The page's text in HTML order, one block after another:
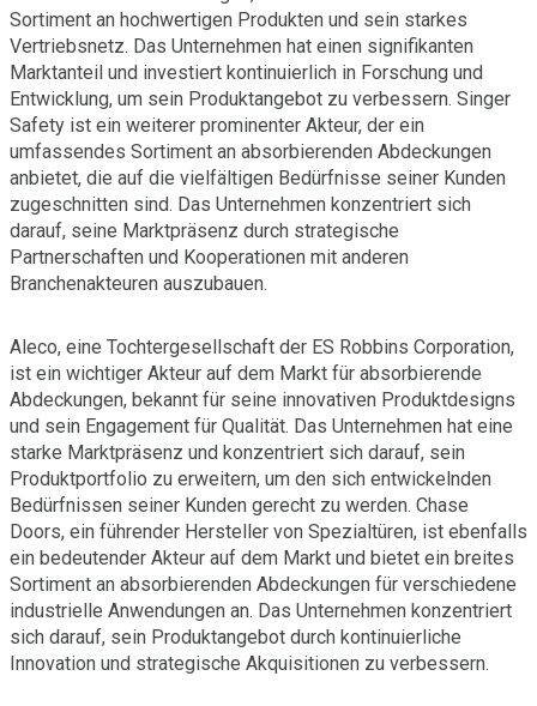
Sortiment an hochwertigen Produkten und sein starkes
Vertriebsnetz. Das Unternehmen hat einen signifikanten
Marktanteil und investiert kontinuierlich in Forschung und
Entwicklung, um sein Produktangebot zu verbessern. Singer
Safety ist ein weiterer prominenter Akteur, der ein
umfassendes Sortiment an absorbierenden Abdeckungen
anbietet, die auf die vielfältigen Bedürfnisse seiner Kunden
zugeschnitten sind. Das Unternehmen konzentriert sich
darauf, seine Marktpräsenz durch strategische
Partnerschaften und Kooperationen mit anderen
Branchenakteuren auszubauen.
Aleco, eine Tochtergesellschaft der ES Robbins Corporation,
ist ein wichtiger Akteur auf dem Markt für absorbierende
Abdeckungen, bekannt für seine innovativen Produktdesigns
und sein Engagement für Qualität. Das Unternehmen hat eine
starke Marktpräsenz und konzentriert sich darauf, sein
Produktportfolio zu erweitern, um den sich entwickelnden
Bedürfnissen seiner Kunden gerecht zu werden. Chase
Doors, ein führender Hersteller von Spezialtüren, ist ebenfalls
ein bedeutender Akteur auf dem Markt und bietet ein breites
Sortiment an absorbierenden Abdeckungen für verschiedene
industrielle Anwendungen an. Das Unternehmen konzentriert
sich darauf, sein Produktangebot durch kontinuierliche
Innovation und strategische Akquisitionen zu verbessern.